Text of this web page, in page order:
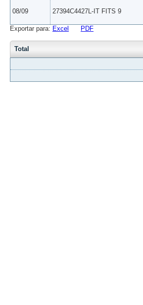
08/09 27394C4427L-IT FITS 9
Exportar para: Excel PDF
Total